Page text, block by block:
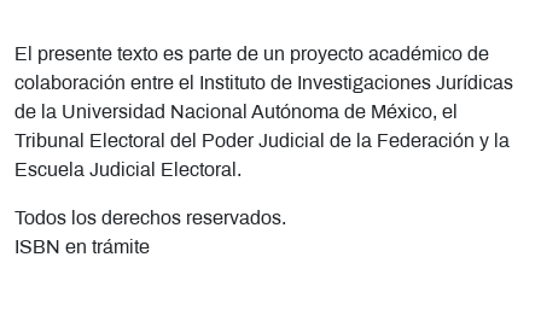
El presente texto es parte de un proyecto académico de
colaboración entre el Instituto de Investigaciones Jurídicas
de la Universidad Nacional Autónoma de México, el
Tribunal Electoral del Poder Judicial de la Federación y la
Escuela Judicial Electoral.
Todos los derechos reservados.
ISBN en trámite